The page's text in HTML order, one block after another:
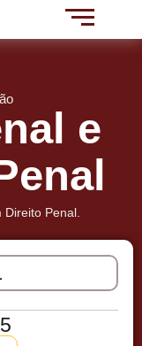
e
Penal.